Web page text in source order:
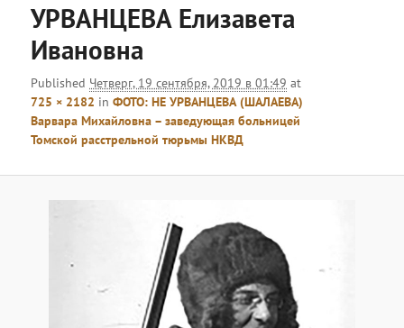
УРВАНЦЕВА Елизавета
Ивановна
Published Четверг, 19 сентября, 2019 в 01:49 at
725 × 2182 inФОТО: НЕ УРВАНЦЕВА (ШАЛАЕВА)
Варвара Михайловна – заведующая больницей
Томской расстрельной тюрьмы НКВД